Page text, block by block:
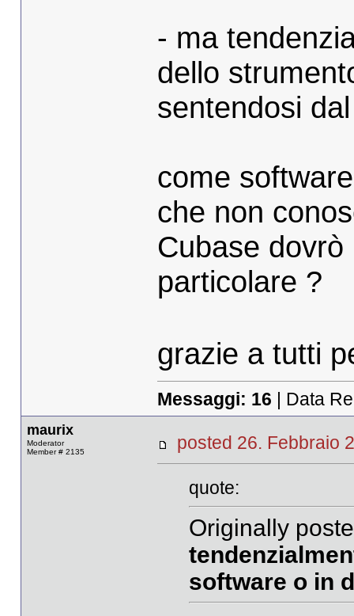
- ma
dello
sentendosi
come
che non
Cubase
particolare ?
grazie a tutti
Messaggi: 16 | Data
maurix
Moderator
Member # 2135
posted 26.
quote:
Originally
software o in